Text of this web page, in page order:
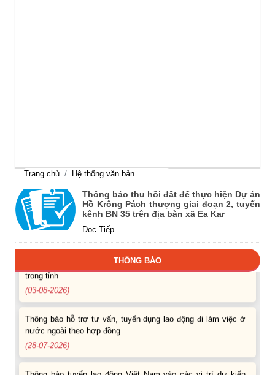
Trang chủ Hệ thống văn bản
Thông báo thu hồi đất để thực hiện Dự án
Hồ Krông Pách thượng giai đoạn 2, tuyến
kênh BN 35 trên địa bàn xã Ea Kar
Đọc Tiếp
THÔNG BÁO
tuyển dụng người lao động nước ngoài
Thông báo các khóa đào tạo năm học 2026-2027
(04-08-2026)
Thông báo hỗ trợ tư vấn, tuyển dụng lao động đi làm việc
trong tỉnh
(03-08-2026)
Thông báo hỗ trợ tư vấn, tuyển dụng lao động đi làm việc ở
nước ngoài theo hợp đồng
(28-07-2026)
Thông báo tuyển lao động Việt Nam vào các vị trí dự kiến